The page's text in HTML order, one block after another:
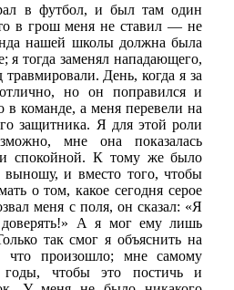
в футбол, и был там один
в грош меня не ставил — не
нашей школы должна была
я тогда заменял нападающего,
травмировали. День, когда я за
но он поправился и
в команде, а меня перевели на
защитника. Я для этой роли
мне она показалась
и спокойной. К тому же было
выношу, и вместо того, чтобы
о том, какое сегодня серое
меня с поля, он сказал: «Я
А я мог ему лишь
так смог я объяснить на
что произошло; мне самому
годы, чтобы это постичь и